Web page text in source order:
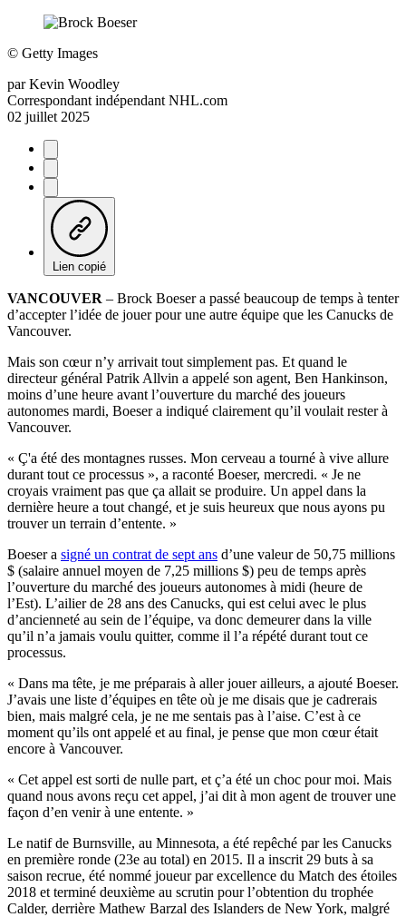
© Getty Images
par Kevin Woodley
Correspondant indépendant NHL.com
02 juillet 2025
Lien copié
VANCOUVER – Brock Boeser a passé beaucoup de temps à tenter
d’accepter l’idée de jouer pour une autre équipe que les Canucks de
Vancouver.
Mais son cœur n’y arrivait tout simplement pas. Et quand le
directeur général Patrik Allvin a appelé son agent, Ben Hankinson,
moins d’une heure avant l’ouverture du marché des joueurs
autonomes mardi, Boeser a indiqué clairement qu’il voulait rester à
Vancouver.
« Ç'a été des montagnes russes. Mon cerveau a tourné à vive allure
durant tout ce processus », a raconté Boeser, mercredi. « Je ne
croyais vraiment pas que ça allait se produire. Un appel dans la
dernière heure a tout changé, et je suis heureux que nous ayons pu
trouver un terrain d’entente. »
Boeser a signé un contrat de sept ans d’une valeur de 50,75 millions
$ (salaire annuel moyen de 7,25 millions $) peu de temps après
l’ouverture du marché des joueurs autonomes à midi (heure de
l’Est). L’ailier de 28 ans des Canucks, qui est celui avec le plus
d’ancienneté au sein de l’équipe, va donc demeurer dans la ville
qu’il n’a jamais voulu quitter, comme il l’a répété durant tout ce
processus.
« Dans ma tête, je me préparais à aller jouer ailleurs, a ajouté Boeser.
J’avais une liste d’équipes en tête où je me disais que je cadrerais
bien, mais malgré cela, je ne me sentais pas à l’aise. C’est à ce
moment qu’ils ont appelé et au final, je pense que mon cœur était
encore à Vancouver.
« Cet appel est sorti de nulle part, et ç’a été un choc pour moi. Mais
quand nous avons reçu cet appel, j’ai dit à mon agent de trouver une
façon d’en venir à une entente. »
Le natif de Burnsville, au Minnesota, a été repêché par les Canucks
en première ronde (23e au total) en 2015. Il a inscrit 29 buts à sa
saison recrue, été nommé joueur par excellence du Match des étoiles
2018 et terminé deuxième au scrutin pour l’obtention du trophée
Calder, derrière Mathew Barzal des Islanders de New York, malgré